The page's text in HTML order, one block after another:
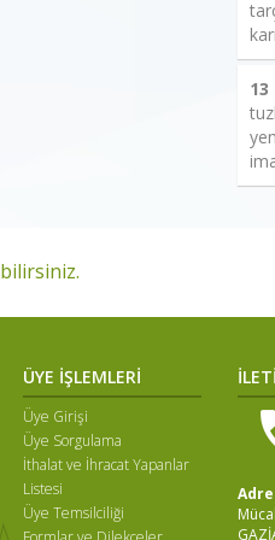
13
ÜYE İŞLEMLERİ
Üye Girişi
Üye Sorgulama
İthalat ve İhracat Yapanlar
Listesi
Üye Temsilciliği